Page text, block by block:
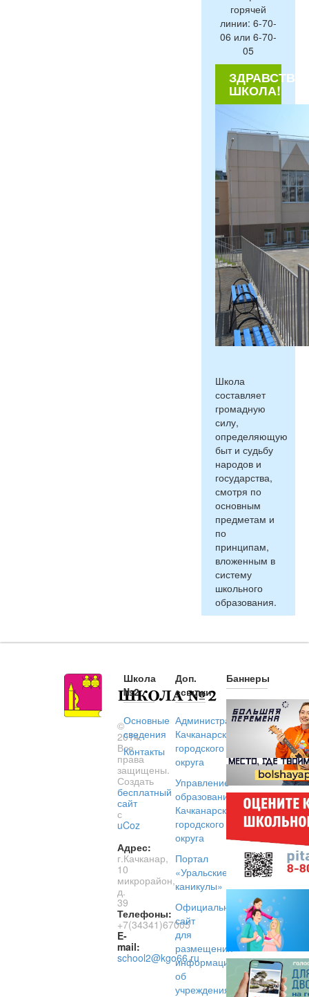
горячей
линии: 6-70-
06 или 6-70-
05
ШКОЛА!
Школа
составляет
громадную
силу,
определяющую
быт и судьбу
народов и
государства,
смотря по
основным
предметам и
по
принципам,
вложенным в
систему
школьного
образования.
©
2014.
Все
права
защищены.
Создать
бесплатный
сайт
с
uCoz
Адрес:
г.Качканар,
10
микрорайон,
д.
39
Телефоны:
+7(34341)67005
E-
mail:
school2@kgo66.ru
Школа
№2
Основные
сведения
Контакты
Доп.
ссылки
Администрация
Качканарского
городского
округа
Управление
образованием
Качканарского
городского
округа
Портал
«Уральские
каникулы»
Официальный
сайт
для
размещения
информации
об
учреждениях
Баннеры